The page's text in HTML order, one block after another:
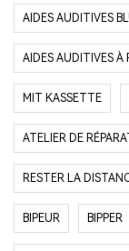
AIDES AUDITIVES
AIDES AUDITIVES À
MIT KASSETTE
ATELIER DE
RESTER LA
BIPEUR BIPPER